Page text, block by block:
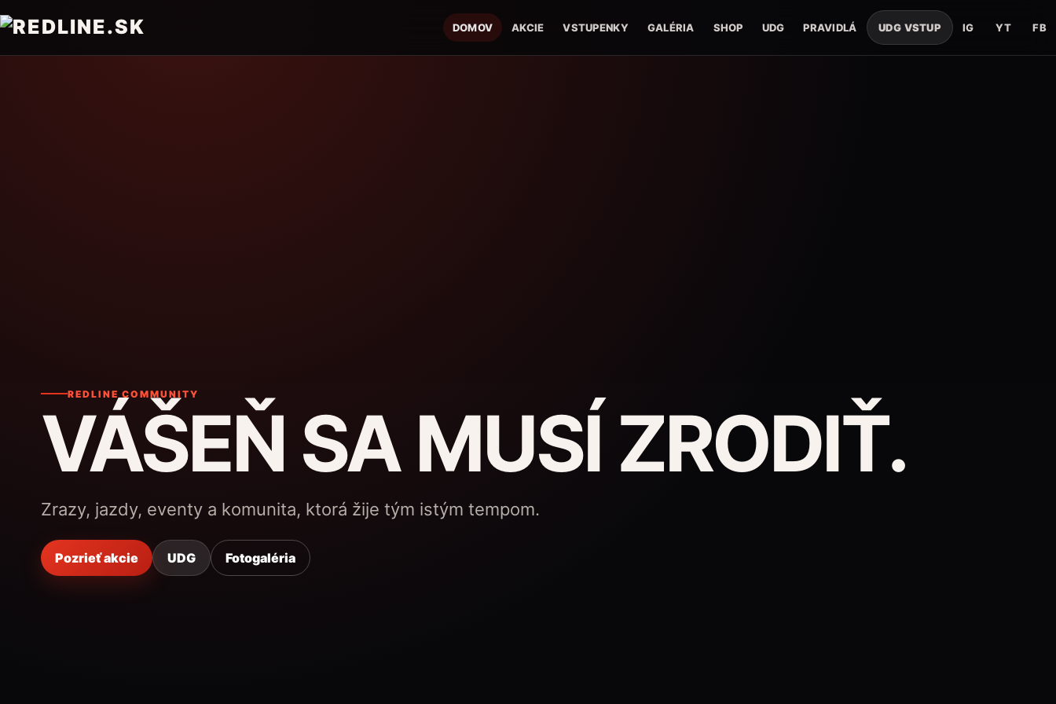
DOMOV AKCIE VSTUPENKY GALÉRIA SHOP UDG PRAVIDLÁ UDG VSTUP IG YT FB
REDLINE COMMUNITY
VÁŠEŇ SA MUSÍ ZRODIŤ.
Zrazy, jazdy, eventy a komunita, ktorá žije tým istým tempom.
Pozrieť akcie UDG Fotogaléria